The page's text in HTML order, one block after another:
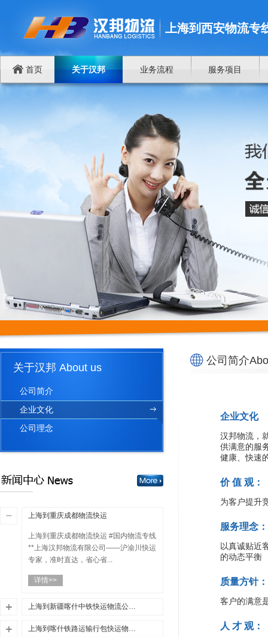
上海到西安物流专
首页 关于汉邦 业务流程 服务项目
关于汉邦 About us
公司简介
企业文化
公司理念
上海到重庆成都物流快运
上海到重庆成都物流快运 #国内物流专线
**上海汉邦物流有限公司——沪渝川快运
专家，准时直达，省心省...
详情>>
上海到新疆喀什中铁快运物流公司（央行将推出1000亿元再贷款支持交通运输、物流仓储业融资）
优质上海到新疆喀什中铁快运物流，上
上海到喀什铁路运输行包快运物流公司（微观、社会、企业、国际、区域物流）
公司简介
企业文化
汉邦物流，
供满意的服
健康、快速
价 值 观：
为客户提升
服务理念：
以真诚贴近
的动态平衡
质量方针：
客户的满意
人 才 观：